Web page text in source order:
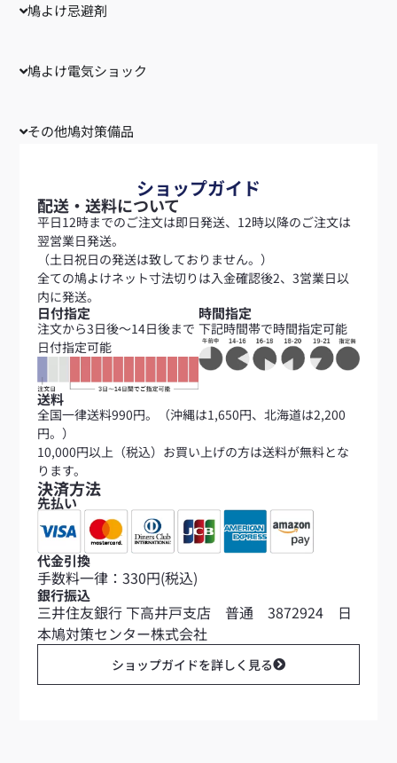
鳩よけ忌避剤
鳩よけ電気ショック
その他鳩対策備品
ショップガイド
配送・送料について
平日12時までのご注文は即日発送、12時以降のご注文は
翌営業日発送。
（土日祝日の発送は致しておりません。）
全ての鳩よけネット寸法切りは入金確認後2、3営業日以
内に発送。
日付指定
注文から3日後～14日後まで
日付指定可能
時間指定
下記時間帯で時間指定可能
送料
全国一律送料990円。（沖縄は1,650円、北海道は2,200
円。）
10,000円以上（税込）お買い上げの方は送料が無料とな
ります。
決済方法
先払い
代金引換
手数料一律：330円(税込)
銀行振込
三井住友銀行 下高井戸支店 普通 3872924 日
本鳩対策センター株式会社
ショップガイドを詳しく見る